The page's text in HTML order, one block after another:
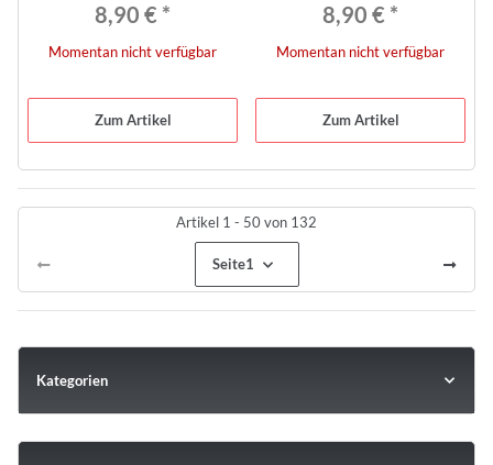
8,90 € *
Momentan nicht verfügbar
Zum Artikel
8,90 € *
Momentan nicht verfügbar
Zum Artikel
Artikel 1 - 50 von 132
Seite1
Kategorien